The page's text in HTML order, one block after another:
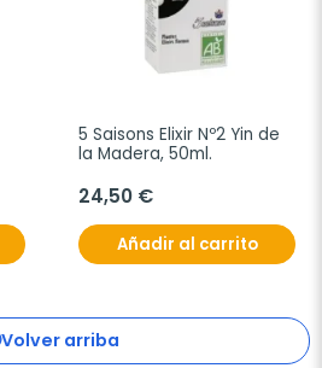
5 Saisons Elixir Nº2 Yin de
la Madera, 50ml.
24,50 €
Añadir al carrito
Volver arriba